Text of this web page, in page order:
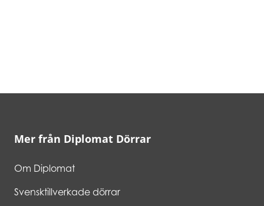
Mer från Diplomat Dörrar
Om Diplomat
Svensktillverkade dörrar